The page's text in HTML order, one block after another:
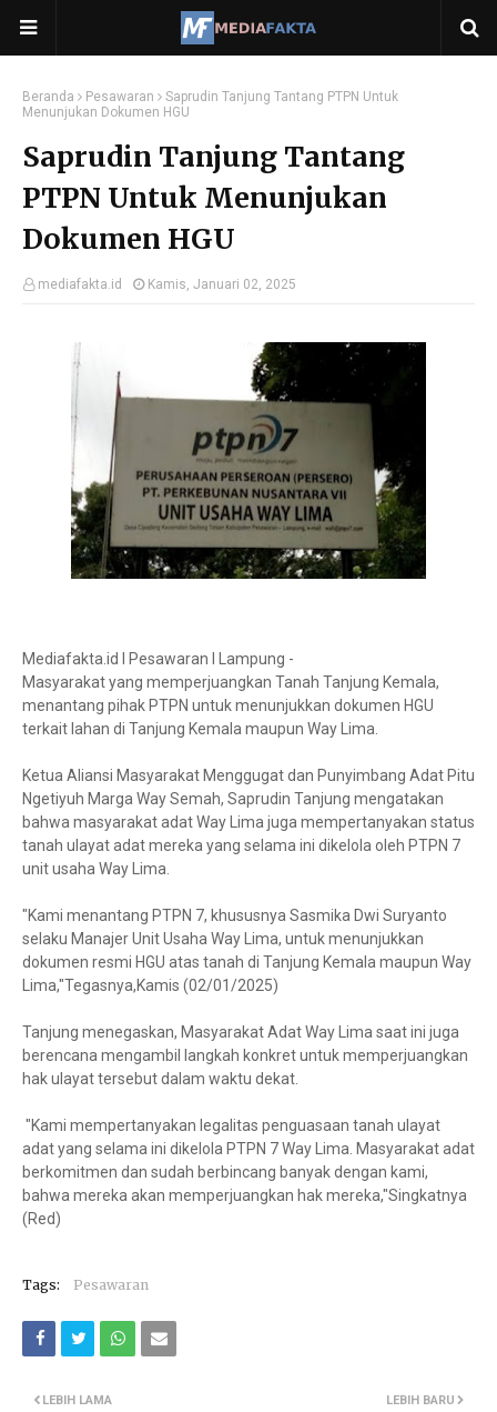
Beranda Pesawaran
Saprudin Tanjung Tantang PTPN Untuk
Menunjukan Dokumen HGU
Saprudin Tanjung Tantang
PTPN Untuk Menunjukan
Dokumen HGU
mediafakta.id Kamis, Januari 02, 2025
Mediafakta.id l Pesawaran l Lampung -
Masyarakat yang memperjuangkan Tanah Tanjung Kemala,
menantang pihak PTPN untuk menunjukkan dokumen HGU
terkait lahan di Tanjung Kemala maupun Way Lima.
Ketua Aliansi Masyarakat Menggugat dan Punyimbang Adat Pitu
Ngetiyuh Marga Way Semah, Saprudin Tanjung mengatakan
bahwa masyarakat adat Way Lima juga mempertanyakan status
tanah ulayat adat mereka yang selama ini dikelola oleh PTPN 7
unit usaha Way Lima.
"Kami menantang PTPN 7, khususnya Sasmika Dwi Suryanto
selaku Manajer Unit Usaha Way Lima, untuk menunjukkan
dokumen resmi HGU atas tanah di Tanjung Kemala maupun Way
Lima,"Tegasnya,Kamis (02/01/2025)
Tanjung menegaskan, Masyarakat Adat Way Lima saat ini juga
berencana mengambil langkah konkret untuk memperjuangkan
hak ulayat tersebut dalam waktu dekat.
"Kami mempertanyakan legalitas penguasaan tanah ulayat
adat yang selama ini dikelola PTPN 7 Way Lima. Masyarakat adat
berkomitmen dan sudah berbincang banyak dengan kami,
bahwa mereka akan memperjuangkan hak mereka,"Singkatnya
(Red)
Tags: Pesawaran
LEBIH BARU
LEBIH LAMA